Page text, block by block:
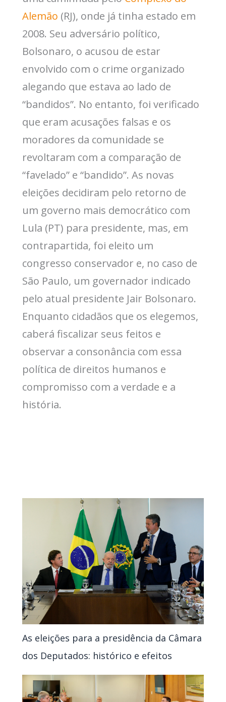
Alemão (RJ), onde já tinha estado em
2008. Seu adversário político,
Bolsonaro, o acusou de estar
envolvido com o crime organizado
alegando que estava ao lado de
“bandidos”. No entanto, foi verificado
que eram acusações falsas e os
moradores da comunidade se
revoltaram com a comparação de
“favelado” e “bandido”. As novas
eleições decidiram pelo retorno de
um governo mais democrático com
Lula (PT) para presidente, mas, em
contrapartida, foi eleito um
congresso conservador e, no caso de
São Paulo, um governador indicado
pelo atual presidente Jair Bolsonaro.
Enquanto cidadãos que os elegemos,
caberá fiscalizar seus feitos e
observar a consonância com essa
política de direitos humanos e
compromisso com a verdade e a
história.
As eleições para a presidência da Câmara
dos Deputados: histórico e efeitos